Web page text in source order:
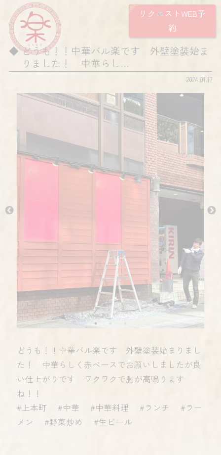
リクエストWEB予
約
どうも！！中華バル楽です 外壁塗装始ま
りました！ 中華らし…
2024.01.17
どうも！！中華バル楽です 外壁塗装始まりまし
た！ 中華らしく赤ベースでお願いしましたが良
い仕上がりです ワクワクで胸が高鳴ります
ね！！
#上本町 #中華 #中華料理 #ランチ #ラー
メン #野菜炒め #生ビール